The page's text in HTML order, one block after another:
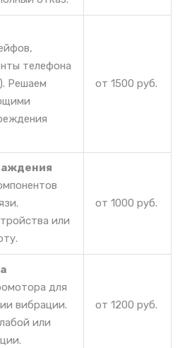
телефона
Решаем
от 1500 руб.
или
от 1000 руб.
для
вибрации.
или
от 1200 руб.